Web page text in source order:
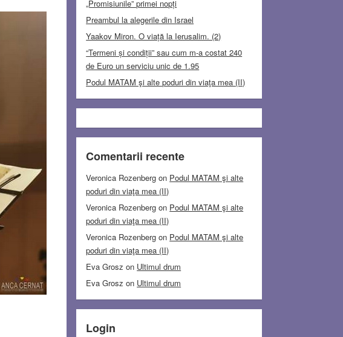
„Promisiunile” primei nopți
Preambul la alegerile din Israel
Yaakov Miron. O viață la Ierusalim. (2)
“Termeni și condiții” sau cum m-a costat 240
de Euro un serviciu unic de 1.95
Podul MATAM şi alte poduri din viaţa mea (II)
Comentarii recente
Veronica Rozenberg on Podul MATAM şi alte
poduri din viaţa mea (II)
Veronica Rozenberg on Podul MATAM şi alte
poduri din viaţa mea (II)
Veronica Rozenberg on Podul MATAM şi alte
poduri din viaţa mea (II)
Eva Grosz on Ultimul drum
Eva Grosz on Ultimul drum
Login